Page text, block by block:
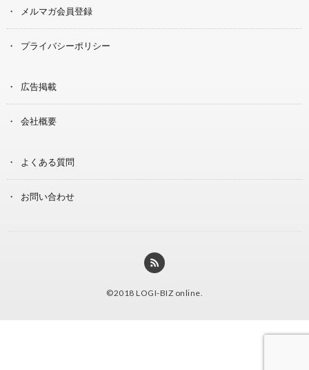
メルマガ会員登録
プライバシーポリシー
広告掲載
会社概要
よくある質問
お問い合わせ
©2018 LOGI-BIZ online